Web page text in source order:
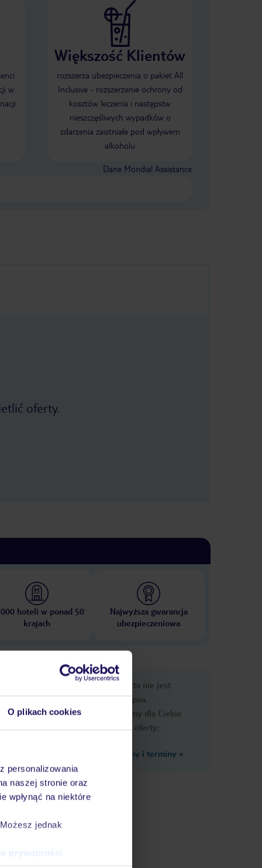
O plikach cookies
personalizowania
naszej stronie oraz
wpłynąć na niektóre
jednak
prywatności
w
Większość Klientów
rozszerza ubezpieczenia o pakiet All
Inclusive - rozszerzenie ochrony od
kosztów leczenia i następstw
nieszczęśliwych wypadków o
zdarzenia zaistniałe pod wpływem
alkoholu
Dane Mondial Assistance
oferty.
hoteli w ponad 50
krajach
Najwyższa gwarancja
ubezpieczeniowa
Ups, ta oferta nie jest
dostępna.
Przygotowaliśmy dla Ciebie
podobne oferty:
Zobacz inne ceny i terminy »